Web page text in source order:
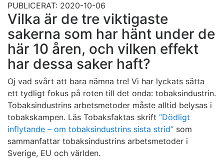
PUBLICERAT: 2020-10-06
Vilka är de tre viktigaste
sakerna som har hänt under de
här 10 åren, och vilken effekt
har dessa saker haft?
Oj vad svårt att bara nämna tre! Vi har lyckats sätta
ett tydligt fokus på roten till det onda: tobaksindustrin.
Tobaksindustrins arbetsmetoder måste alltid belysas i
tobakskampen. Läs Tobaksfaktas skrift ”Dödligt
inflytande – om tobaksindustrins sista strid” som
sammanfattar tobaksindustrins arbetsmetoder i
Sverige, EU och världen.